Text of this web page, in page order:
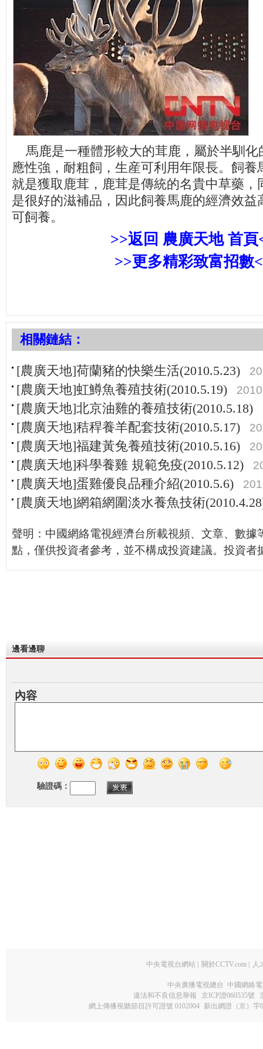
馬鹿是一種體形較大的茸鹿，屬於半馴化
應性強，耐粗飼，生産可利用年限長。飼養
就是獲取鹿茸，鹿茸是傳統的名貴中草藥，
是很好的滋補品，因此飼養馬鹿的經濟效益
可飼養。
>>返回 農廣天地 首頁
>>更多精彩致富招數
相關鏈結：
[農廣天地]荷蘭豬的快樂生活(2010.5.23)
[農廣天地]虹鱒魚養殖技術(2010.5.19)
[農廣天地]北京油雞的養殖技術(2010.5.18)
[農廣天地]秸稈養羊配套技術(2010.5.17)
[農廣天地]福建黃兔養殖技術(2010.5.16)
[農廣天地]科學養雞 規範免疫(2010.5.12)
[農廣天地]蛋雞優良品種介紹(2010.5.6)
[農廣天地]網箱網圍淡水養魚技術
聲明：中國網絡電視經濟台所載視頻、文章、數據
點，僅供投資者參考，並不構成投資建議。投資者
邊看邊聊
內容
驗證碼：
中央電視台網站 關於CCTV.com 人
中央廣播電視總台 中國網絡
違法和不良信息舉報
京ICP證060535號
網上傳播視聽節目許可證號 0102004 新出網證（京）